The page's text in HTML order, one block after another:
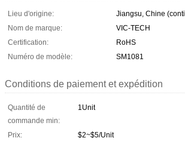
Lieu d'origine:
Jiangsu, Chine
Nom de marque:
VIC-TECH
Certification:
RoHS
Numéro de modèle:
SM1081
Conditions de paiement et expédition
Quantité de
commande min:
1Unit
Prix:
$2~$5/Unit